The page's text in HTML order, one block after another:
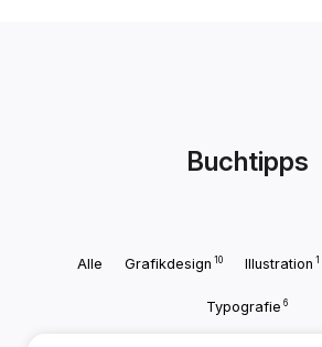
Buchtipps
Alle Grafikdesign 10 Illustration 1
Typografie 6